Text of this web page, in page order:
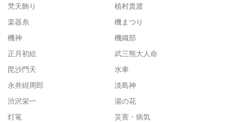
梵天飾り
植村貴渡
楽器糸
機まつり
機神
機織部
正月初絵
武三熊大人命
毘沙門天
水車
永井紺周郎
淡島神
渋沢栄一
湯の花
灯篭
災害・病気